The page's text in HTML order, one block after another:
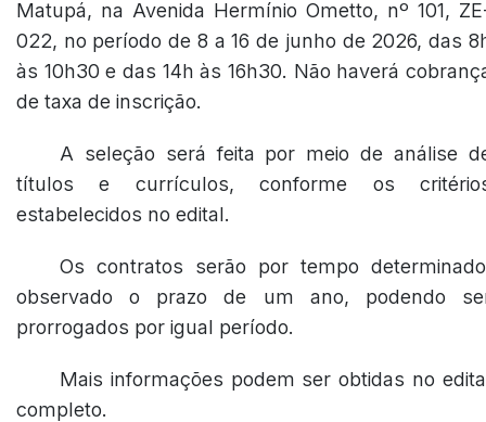
Matupá, na Avenida Hermínio Ometto, nº 101,
022, no período de 8 a 16 de junho de 2026, das
às 10h30 e das 14h às 16h30. Não haverá
de taxa de inscrição.
A seleção será feita por meio de análise
títulos e currículos, conforme os
estabelecidos no edital.
Os contratos serão por tempo
observado o prazo de um ano, podendo
prorrogados por igual período.
Mais informações podem ser obtidas no
completo.